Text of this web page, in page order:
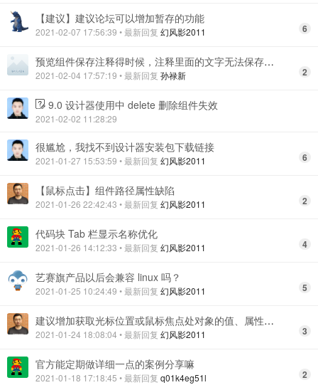
【建议】建议论坛可以增加暂存的功能
2021-02-07 17:56:39 • 最新回复 幻风影2011 6
预览组件保存注释得时候，注释里面的文字无法保存下来
2021-02-04 17:57:19 • 最新回复 孙禄新 2
9.0 设计器使用中 delete 删除组件失效
2021-02-02 11:28:29
很尴尬，我找不到设计器安装包下载链接
2021-01-27 15:53:59 • 最新回复 幻风影2011 6
【鼠标点击】组件路径属性缺陷
2021-01-26 22:42:43 • 最新回复 幻风影2011 2
代码块 Tab 栏显示名称优化
2021-01-26 14:12:33 • 最新回复 幻风影2011 4
艺赛旗产品以后会兼容 linux 吗？
2021-01-25 10:24:49 • 最新回复 幻风影2011 5
建议增加获取光标位置或鼠标焦点处对象的值、属性的功能
2021-01-24 18:08:04 • 最新回复 幻风影2011 3
官方能定期做详细一点的案例分享嘛
2021-01-18 17:18:45 • 最新回复 q01k4eg51l 2